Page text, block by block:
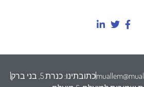
כתובתינו: כנרת 5, בני ברק